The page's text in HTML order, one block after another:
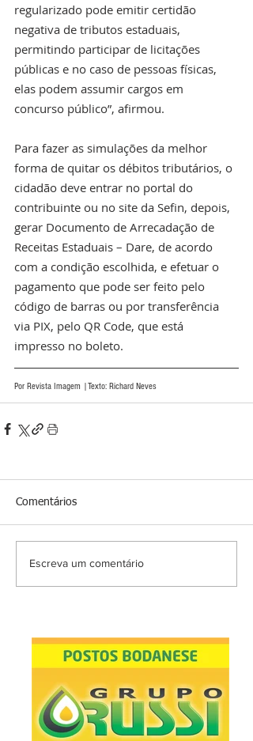
regularizado pode emitir certidão
negativa de tributos estaduais,
permitindo participar de licitações
públicas e no caso de pessoas físicas,
elas podem assumir cargos em
concurso público”, afirmou.
Para fazer as simulações da melhor
forma de quitar os débitos tributários, o
cidadão deve entrar no portal do
contribuinte ou no site da Sefin, depois,
gerar Documento de Arrecadação de
Receitas Estaduais – Dare, de acordo
com a condição escolhida, e efetuar o
pagamento que pode ser feito pelo
código de barras ou por transferência
via PIX, pelo QR Code, que está
impresso no boleto.
Por Revista Imagem |Texto: Richard Neves
Comentários
Escreva um comentário